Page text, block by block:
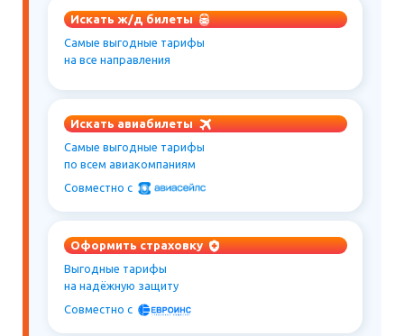
Искать ж/д билеты
Самые выгодные тарифы
на все направления
Искать авиабилеты
Самые выгодные тарифы
по всем авиакомпаниям
Совместно c
Оформить страховку
Выгодные тарифы
на надёжную защиту
Совместно c